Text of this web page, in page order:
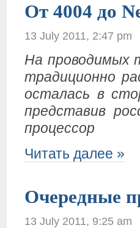
От 4004 до
13 July 2011, 2:47 pm
На проводимых
традиционно
осталась в
представив
процессор
Читать далее »
Очередные
13 July 2011, 9:25 am